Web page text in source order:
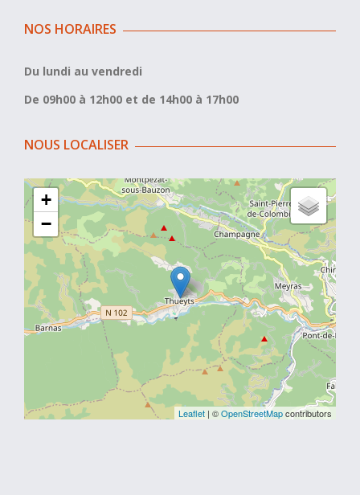
NOS HORAIRES
Du lundi au vendredi
De 09h00 à 12h00 et de 14h00 à 17h00
NOUS LOCALISER
+
−
Leaflet | ©OpenStreetMapcontributors